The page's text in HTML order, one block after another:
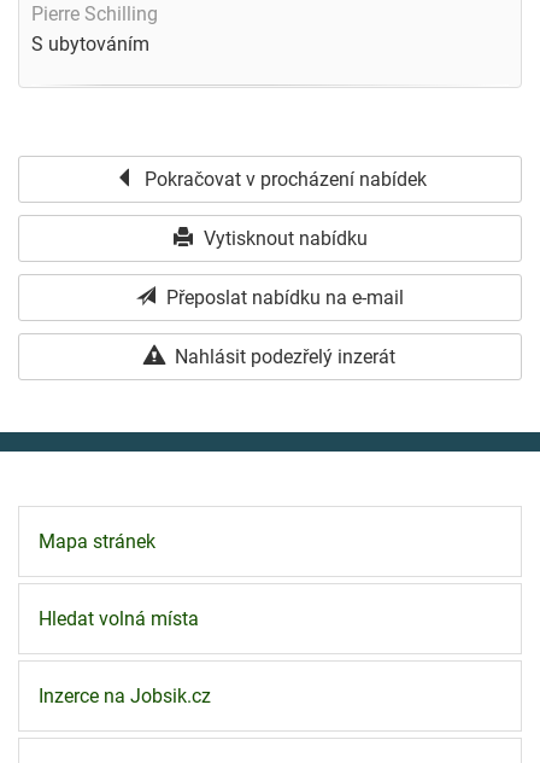
Pierre Schilling
S ubytováním
Pokračovat v procházení nabídek
Vytisknout nabídku
Přeposlat nabídku na e-mail
Nahlásit podezřelý inzerát
Mapa stránek
Hledat volná místa
Inzerce na Jobsik.cz